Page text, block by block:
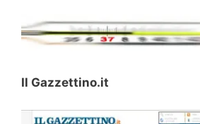
Il Gazzettino.it